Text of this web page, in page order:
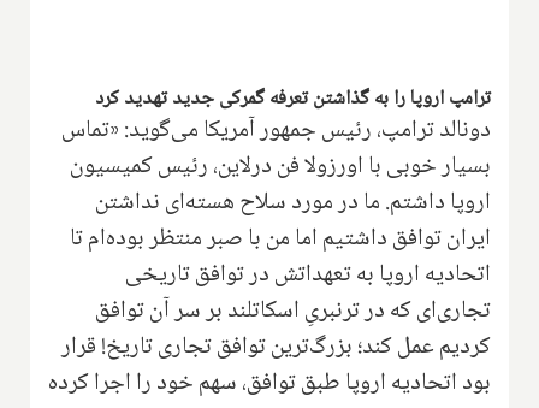
ترامپ اروپا را به گذاشتن تعرفه گمرکی جدید تهدید کرد
دونالد ترامپ، رئیس جمهور آمریکا می‌گوید: «تماس
بسیار خوبی با اورزولا فن درلاین، رئیس کمیسیون
اروپا داشتم. ما در مورد سلاح هسته‌ای نداشتن
ایران توافق داشتیم اما من با صبر منتظر بوده‌ام تا
اتحادیه اروپا به تعهداتش در توافق تاریخی
تجاری‌ای که در ترنبریِ اسکاتلند بر سر آن توافق
کردیم عمل کند؛ بزرگ‌ترین توافق تجاری تاریخ! قرار
بود اتحادیه اروپا طبق توافق، سهم خود را اجرا کرده